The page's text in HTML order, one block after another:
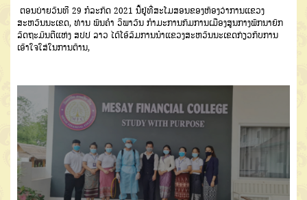
ຕອນບ່າຍວັນທີ 29 ກໍລະກົດ 2021 ນີ້ຢູ່ທີ່ສະໂມສອນຂອງຫ້ອງວ່າການແຂວງ
ສະຫວັນນະເຂດ, ທ່ານ ພັນຄຳ ວິພາວັນ ກຳມະການກົມການເມືອງສູນກາງພັກນາຍົກ
ລັດຖະມົນຕີແຫ່ງ ສປປ ລາວ ໄດ້ໂອ້ລົມການນຳແຂວງສະຫວັນນະເຂດກ່ຽວກັບການ
ເອົາໃຈໃສ່ໃນການຕ້ານ,